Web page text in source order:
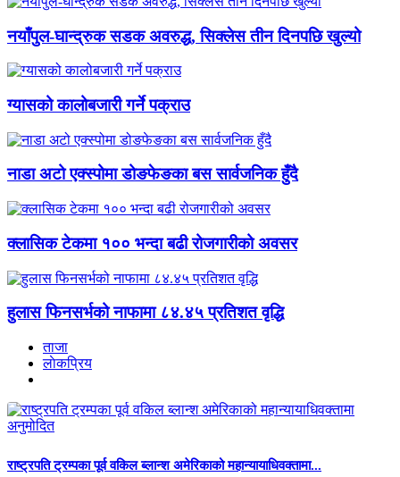
नयाँपुल-घान्द्रुक सडक अवरुद्ध, सिक्लेस तीन दिनपछि खुल्यो
ग्यासको कालोबजारी गर्ने पक्राउ
नाडा अटो एक्स्पोमा डोङफेङका बस सार्वजनिक हुँदै
क्लासिक टेकमा १०० भन्दा बढी रोजगारीको अवसर
हुलास फिनसर्भको नाफामा ८४.४५ प्रतिशत वृद्धि
ताजा
लाेकप्रिय
राष्ट्रपति ट्रम्पका पूर्व वकिल ब्लान्श अमेरिकाको महान्यायाधिवक्तामा...